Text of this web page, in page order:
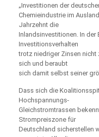
„Investitionen der
Chemieindustrie im
Jahrzehnt die
Inlandsinvestitionen. In
Investitionsverhalten
trotz niedriger Zinsen
sich und beraubt
sich damit selbst seiner
Dass sich die
Hochspannungs-
Gleichstromtrassen
Strompreiszone für
Deutschland sicherstellen